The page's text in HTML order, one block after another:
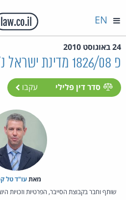
EN
24 באוגוסט 2010
פ 1826/08 מדינת ישראל נ' משה הלוי
סדר דין פלילי עקבו
מאת‏עו"ד טל
שותף וחבר בקבוצת הסייבר, הפרטיות וזכויות